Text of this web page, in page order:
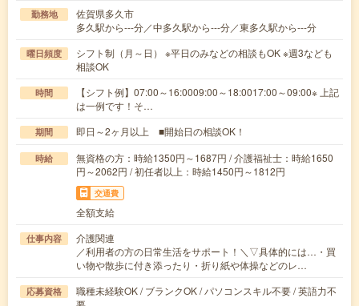
勤務地
佐賀県多久市
多久駅から---分／中多久駅から---分／東多久駅から---分
曜日頻度
シフト制（月～日） ※平日のみなどの相談もOK ※週3なども
相談OK
時間
【シフト例】07:00～16:0009:00～18:0017:00～09:00※ 上記
は一例です！そ…
期間 即日～2ヶ月以上 ■開始日の相談OK！
時給
無資格の方：時給1350円～1687円 / 介護福祉士：時給1650
円～2062円 / 初任者以上：時給1450円～1812円
交通費
全額支給
仕事内容
介護関連
／利用者の方の日常生活をサポート！＼▽具体的には…・買
い物や散歩に付き添ったり・折り紙や体操などのレ…
応募資格
職種未経験OK / ブランクOK / パソコンスキル不要 / 英語力不